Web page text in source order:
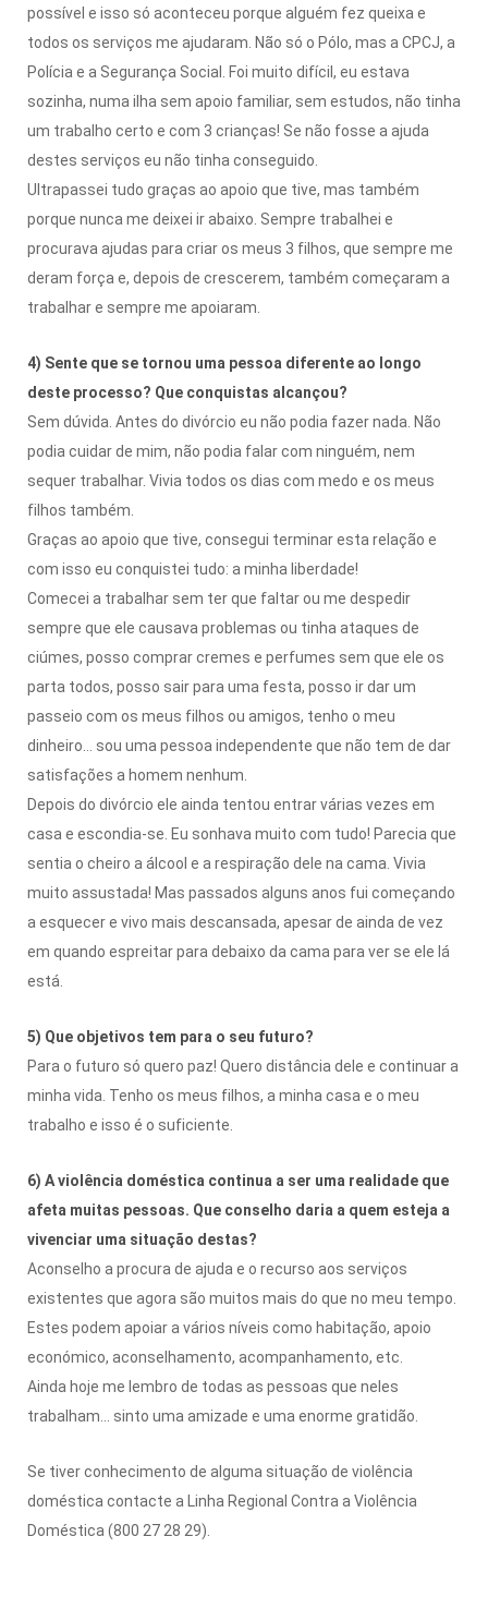
possível e isso só aconteceu porque alguém fez queixa e
todos os serviços me ajudaram. Não só o Pólo, mas a CPCJ, a
Polícia e a Segurança Social. Foi muito difícil, eu estava
sozinha, numa ilha sem apoio familiar, sem estudos, não tinha
um trabalho certo e com 3 crianças! Se não fosse a ajuda
destes serviços eu não tinha conseguido.
Ultrapassei tudo graças ao apoio que tive, mas também
porque nunca me deixei ir abaixo. Sempre trabalhei e
procurava ajudas para criar os meus 3 filhos, que sempre me
deram força e, depois de crescerem, também começaram a
trabalhar e sempre me apoiaram.
4) Sente que se tornou uma pessoa diferente ao longo
deste processo? Que conquistas alcançou?
Sem dúvida. Antes do divórcio eu não podia fazer nada. Não
podia cuidar de mim, não podia falar com ninguém, nem
sequer trabalhar. Vivia todos os dias com medo e os meus
filhos também.
Graças ao apoio que tive, consegui terminar esta relação e
com isso eu conquistei tudo: a minha liberdade!
Comecei a trabalhar sem ter que faltar ou me despedir
sempre que ele causava problemas ou tinha ataques de
ciúmes, posso comprar cremes e perfumes sem que ele os
parta todos, posso sair para uma festa, posso ir dar um
passeio com os meus filhos ou amigos, tenho o meu
dinheiro… sou uma pessoa independente que não tem de dar
satisfações a homem nenhum.
Depois do divórcio ele ainda tentou entrar várias vezes em
casa e escondia-se. Eu sonhava muito com tudo! Parecia que
sentia o cheiro a álcool e a respiração dele na cama. Vivia
muito assustada! Mas passados alguns anos fui começando
a esquecer e vivo mais descansada, apesar de ainda de vez
em quando espreitar para debaixo da cama para ver se ele lá
está.
5) Que objetivos tem para o seu futuro?
Para o futuro só quero paz! Quero distância dele e continuar a
minha vida. Tenho os meus filhos, a minha casa e o meu
trabalho e isso é o suficiente.
6) A violência doméstica continua a ser uma realidade que
afeta muitas pessoas. Que conselho daria a quem esteja a
vivenciar uma situação destas?
Aconselho a procura de ajuda e o recurso aos serviços
existentes que agora são muitos mais do que no meu tempo.
Estes podem apoiar a vários níveis como habitação, apoio
económico, aconselhamento, acompanhamento, etc.
Ainda hoje me lembro de todas as pessoas que neles
trabalham… sinto uma amizade e uma enorme gratidão.
Se tiver conhecimento de alguma situação de violência
doméstica contacte a Linha Regional Contra a Violência
Doméstica (800 27 28 29).